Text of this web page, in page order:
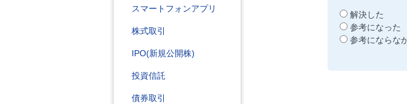
スマートフォンアプリ
株式取引
IPO(新規公開株)
投資信託
債券取引
解決した
参考になった
参考にならな